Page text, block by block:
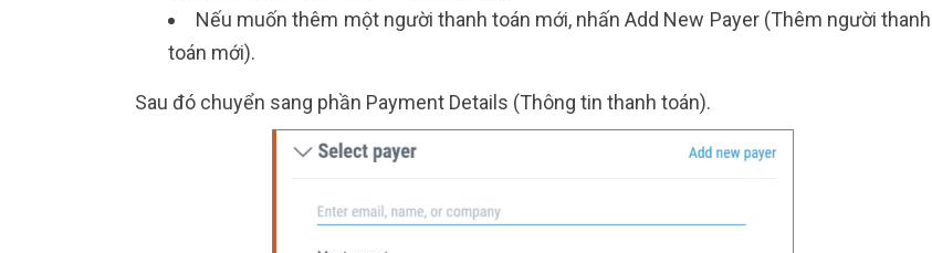
Nếu muốn thêm một người thanh toán mới, nhấn Add New Payer (Thêm người thanh
toán mới).
Sau đó chuyển sang phần Payment Details (Thông tin thanh toán).